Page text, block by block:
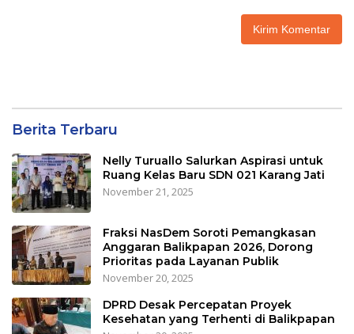
Berita Terbaru
Nelly Turuallo Salurkan Aspirasi untuk
Ruang Kelas Baru SDN 021 Karang Jati
November 21, 2025
Fraksi NasDem Soroti Pemangkasan
Anggaran Balikpapan 2026, Dorong
Prioritas pada Layanan Publik
November 20, 2025
DPRD Desak Percepatan Proyek
Kesehatan yang Terhenti di Balikpapan